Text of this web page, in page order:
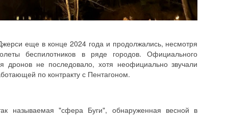
еще в конце 2024 года и продолжались, несмотря
беспилотников в ряде городов. Официального
дронов не последовало, хотя неофициально звучали
по контракту с Пентагоном.
называемая "сфера Буги", обнаруженная весной в